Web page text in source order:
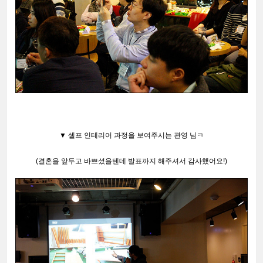
▼ 셀프 인테리어 과정을 보여주시는 관영 님ㅋ
(결혼을 앞두고 바쁘셨을텐데 발표까지 해주셔서 감사했어요!)